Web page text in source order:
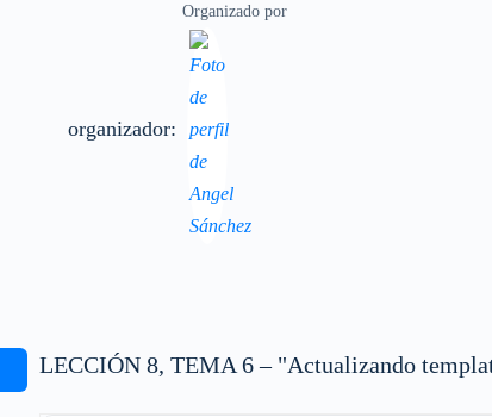
organizador:
Organizado por
LECCIÓN 8, TEMA 6 – "Actualizando